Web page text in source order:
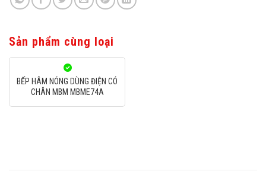
Sản phẩm cùng loại
BẾP HÂM NÓNG DÙNG ĐIỆN CÓ
CHÂN MBM MBME74A